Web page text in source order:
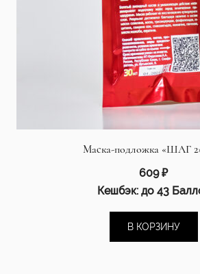
Маска-подложка «ШАГ
609₽
Кешбэк:до 43
В КОРЗИНУ